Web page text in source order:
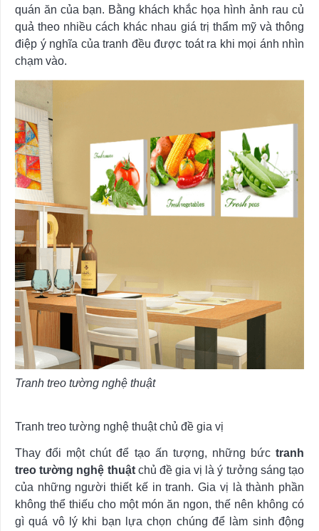
quán ăn của bạn. Bằng khách khắc họa hình ảnh rau củ
quả theo nhiều cách khác nhau giá trị thẩm mỹ và thông
điệp ý nghĩa của tranh đều được toát ra khi mọi ánh nhìn
chạm vào.
Tranh treo tường nghệ thuật
Tranh treo tường nghệ thuật chủ đề gia vị
Thay đổi một chút để tạo ấn tượng, những bức tranh
treo tường nghệ thuậtchủ đề gia vị là ý tưởng sáng tạo
của những người thiết kế in tranh. Gia vị là thành phần
không thể thiếu cho một món ăn ngon, thế nên không có
gì quá vô lý khi bạn lựa chọn chúng để làm sinh động